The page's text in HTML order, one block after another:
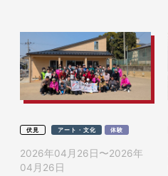
伏見 アート・文化 体験
2026年04月26日 〜2026年
04月26日